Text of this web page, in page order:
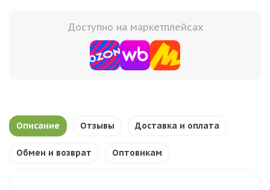
Доступно на маркетплейсах
Описание Отзывы Доставка и оплата
Обмен и возврат Оптовикам